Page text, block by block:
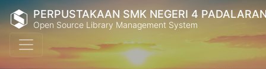
PERPUSTAKAAN SMK NEGERI 4
Open Source Library Management System